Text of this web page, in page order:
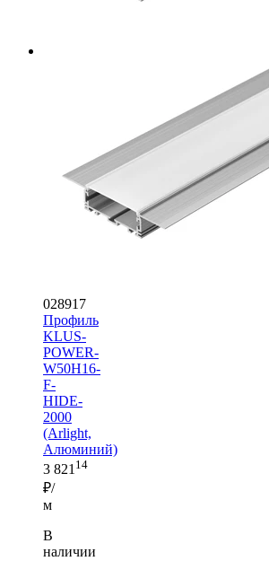
028917
Профиль
KLUS-
POWER-
W50H16-
F-
HIDE-
2000
(Arlight,
Алюминий)
3 821 14
₽/
м
В
наличии